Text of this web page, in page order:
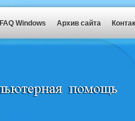
FAQ Windows Архив сайта